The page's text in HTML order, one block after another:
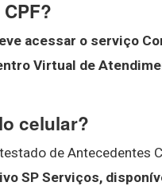
acessar o serviço
Virtual de
celular?
de Antecedentes
SP Serviços,